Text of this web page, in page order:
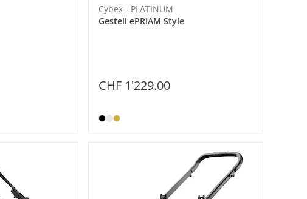
Cybex - PLATINUM
Gestell ePRIAM Style
CHF 1'229.00